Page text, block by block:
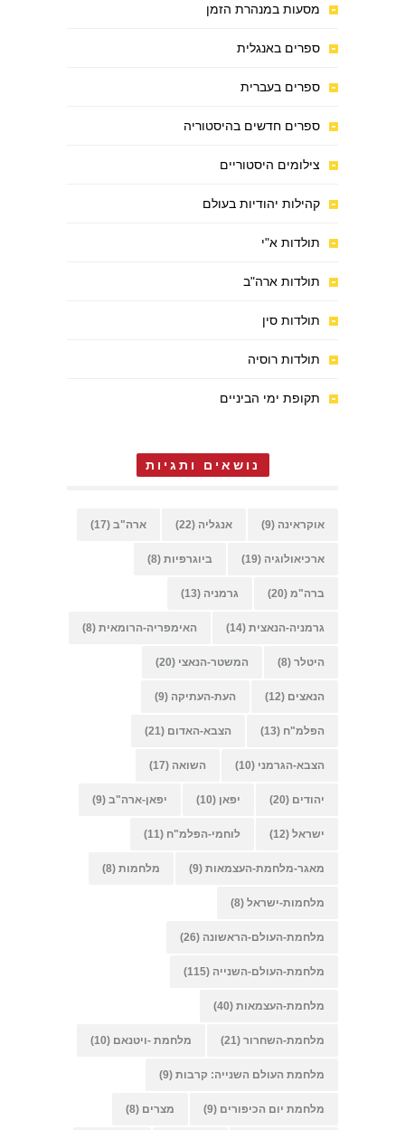
מסעות במנהרת הזמן
ספרים באנגלית
ספרים בעברית
ספרים חדשים בהיסטוריה
צילומים היסטוריים
קהילות יהודיות בעולם
תולדות א"י
תולדות ארה"ב
תולדות סין
תולדות רוסיה
תקופת ימי הביניים
נושאים ותגיות
אוקראינה (9) אנגליה (22) ארה"ב (17)
ארכיאולוגיה (19) ביוגרפיות (8)
ברה"מ (20) גרמניה (13)
גרמניה-הנאצית (14) האימפריה-הרומאית (8)
היטלר (8) המשטר-הנאצי (20)
הנאצים (12) העת-העתיקה (9)
הפלמ"ח (13) הצבא-האדום (21)
הצבא-הגרמני (10) השואה (17)
יהודים (20) יפאן (10) יפאן-ארה"ב (9)
ישראל (12) לוחמי-הפלמ"ח (11)
מאגר-מלחמת-העצמאות (9) מלחמות (8)
מלחמות-ישראל (8)
מלחמת-העולם-הראשונה (26)
מלחמת-העולם-השנייה (115)
מלחמת-העצמאות (40)
מלחמת-השחרור (21) מלחמת -ויטנאם (10)
מלחמת העולם השנייה: קרבות (9)
מלחמת יום הכיפורים (9) מצרים (8)